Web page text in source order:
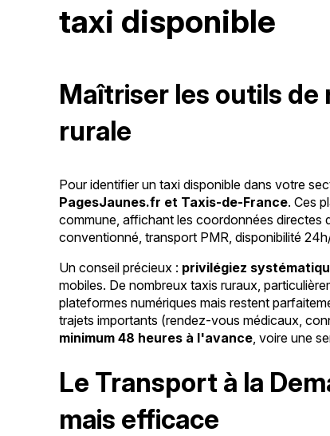
taxi disponible
Maîtriser les outils de
rurale
Pour identifier un taxi disponible dans votre
PagesJaunes.fr et Taxis-de-France. Ces
commune, affichant les coordonnées
conventionné, transport PMR, disponibilité
Un conseil précieux : privilégiez
mobiles. De nombreux taxis ruraux,
plateformes numériques mais restent
trajets importants (rendez-vous médicaux,
minimum 48 heures à l'avance , voire une
Le Transport à la
mais efficace